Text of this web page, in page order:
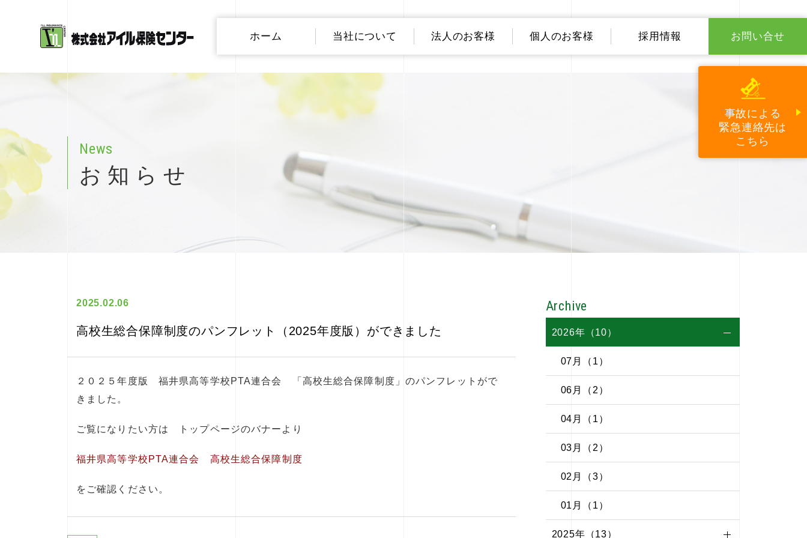
ホーム 当社について 法人のお客様 個人のお客様 採用情報 お問い合せ
事故による
緊急連絡先は
こちら
News
お 知 ら せ
2025.02.06
高校生総合保障制度のパンフレット（2025年度版）ができました
２０２５年度版 福井県高等学校PTA連合会 「高校生総合保障制度」のパンフレットがで
きました。
ご覧になりたい方は トップページのバナーより
福井県高等学校PTA連合会 高校生総合保障制度
をご確認ください。
Archive
2026年（10）
07月（1）
06月（2）
04月（1）
03月（2）
02月（3）
01月（1）
2025年（13）